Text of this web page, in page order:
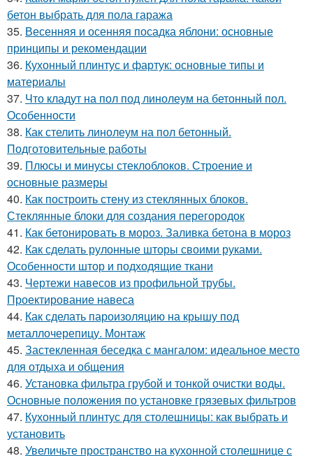
бетон выбрать для пола гаража
35. Весенняя и осенняя посадка яблони: основные
принципы и рекомендации
36. Кухонный плинтус и фартук: основные типы и
материалы
37. Что кладут на пол под линолеум на бетонный пол.
Особенности
38. Как стелить линолеум на пол бетонный.
Подготовительные работы
39. Плюсы и минусы стеклоблоков. Строение и
основные размеры
40. Как построить стену из стеклянных блоков.
Стеклянные блоки для создания перегородок
41. Как бетонировать в мороз. Заливка бетона в мороз
42. Как сделать рулонные шторы своими руками.
Особенности штор и подходящие ткани
43. Чертежи навесов из профильной трубы.
Проектирование навеса
44. Как сделать пароизоляцию на крышу под
металлочерепицу. Монтаж
45. Застекленная беседка с мангалом: идеальное место
для отдыха и общения
46. Установка фильтра грубой и тонкой очистки воды.
Основные положения по установке грязевых фильтров
47. Кухонный плинтус для столешницы: как выбрать и
установить
48. Увеличьте пространство на кухонной столешнице с